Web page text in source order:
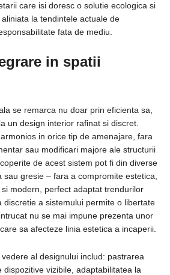
care isi doresc o solutie ecologica si
la tendintele actuale de
fata de mediu.
in spatii
se remarca nu doar prin eficienta sa,
un design interior rafinat si discret.
in orice tip de amenajare, fara
sau modificari majore ale structurii
de acest sistem pot fi din diverse
gresie – fara a compromite estetica,
modern, perfect adaptat trendurilor
discretie a sistemului permite o libertate
nu se mai impune prezenta unor
sa afecteze linia estetica a incaperii.
al designului includ: pastrarea
dispozitive vizibile, adaptabilitatea la